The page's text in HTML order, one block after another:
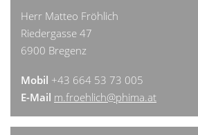
Herr Matteo Fröhlich
Riedergasse 47
6900 Bregenz
Mobil +43 664 53 73 005
E-Mail m.froehlich@phima.at